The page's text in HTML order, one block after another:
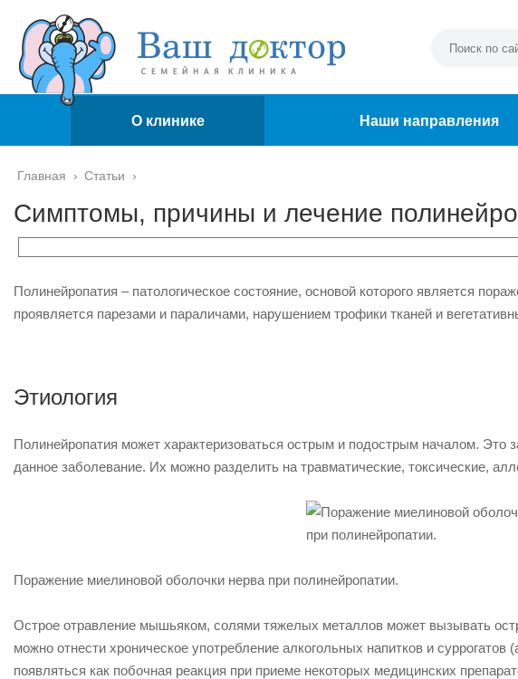
О клинике Наши направления
Главная › Статьи ›
Симптомы, причины и лечение
Полинейропатия – патологическое состояние, основой которого является
проявляется парезами и параличами, нарушением трофики тканей и
Этиология
Полинейропатия может характеризоваться острым и подострым началом. Это
данное заболевание. Их можно разделить на травматические, токсические,
Поражение миелиновой оболочки нерва при полинейропатии.
Острое отравление мышьяком, солями тяжелых металлов может вызывать
можно отнести хроническое употребление алкогольных напитков и
появляться как побочная реакция при приеме некоторых медицинских